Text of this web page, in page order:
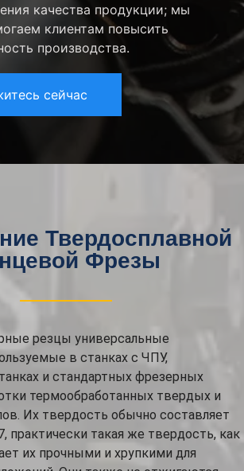
качества продукции; мы
клиентам повысить
производства.
сейчас
Твердосплавной
Фрезы
резцы универсальные
в станках с ЧПУ,
и стандартных фрезерных
термообработанных твердых и
Их твердость обычно составляет
практически такая же твердость, как
их прочными и хрупкими для